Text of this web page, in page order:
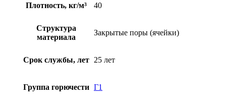
Плотность, кг/м³ 40
Структура
материала
Закрытые поры (ячейки)
Срок службы, лет 25 лет
Группа горючести Г1